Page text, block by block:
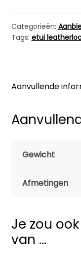
Categorieën:
Tags: etui
Aanvullende
Gewicht
Afmetingen
Je zou
van …